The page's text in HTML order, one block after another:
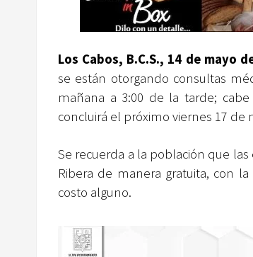
Los Cabos, B.C.S., 14 de mayo
se están otorgando consultas
mañana a 3:00 de la tarde;
concluirá el próximo viernes 17 de
Se recuerda a la población que
Ribera de manera gratuita, con
costo alguno.